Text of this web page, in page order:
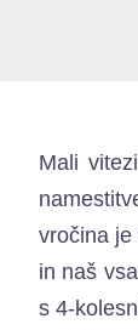
Mali
vročina je
in naš
s 4-